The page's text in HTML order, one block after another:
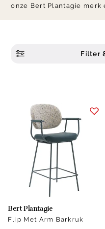
onze Bert Plantagie merk
Filter
Bert Plantagie
Flip Met Arm Barkruk